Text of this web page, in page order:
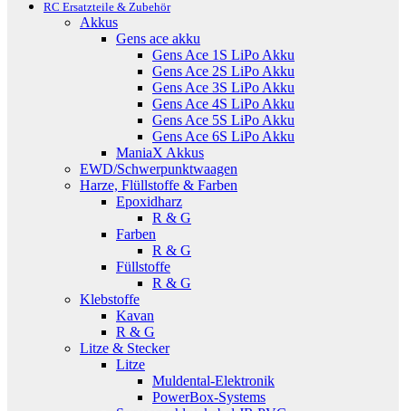
RC Ersatzteile & Zubehör
Akkus
Gens ace akku
Gens Ace 1S LiPo Akku
Gens Ace 2S LiPo Akku
Gens Ace 3S LiPo Akku
Gens Ace 4S LiPo Akku
Gens Ace 5S LiPo Akku
Gens Ace 6S LiPo Akku
ManiaX Akkus
EWD/Schwerpunktwaagen
Harze, Flüllstoffe & Farben
Epoxidharz
R & G
Farben
R & G
Füllstoffe
R & G
Klebstoffe
Kavan
R & G
Litze & Stecker
Litze
Muldental-Elektronik
PowerBox-Systems